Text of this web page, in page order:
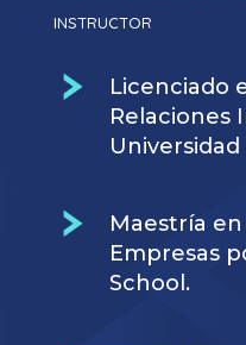
INSTRUCTOR
Licenciado
Relaciones
Maestría
Empresas
School.